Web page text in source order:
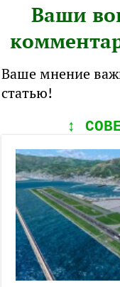
Ваши
Ваше мнение
статью!
↕️